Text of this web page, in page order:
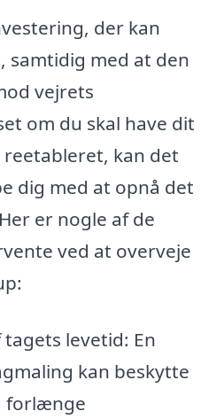
der kan
samtidig med at den
vejrets
om du skal have dit
kan det
dig med at opnå det
er nogle af de
ved at overveje
levetid: En
kan beskytte
forlænge